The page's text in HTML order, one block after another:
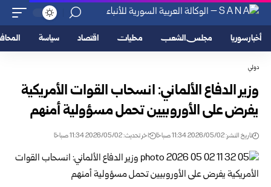
أخبار سوريا مجلس الشعب محليات اقتصاد سياسة
دولي
وزير الدفاع الألماني: انسحاب القوات الأمريكية
يفرض على الأوروبيين تحمل مسؤولية أمنهم
تاريخ النشر: 2026/05/02 11:34 صباحًا اخر تحديث: 2026/05/02 11:34 صباحًا